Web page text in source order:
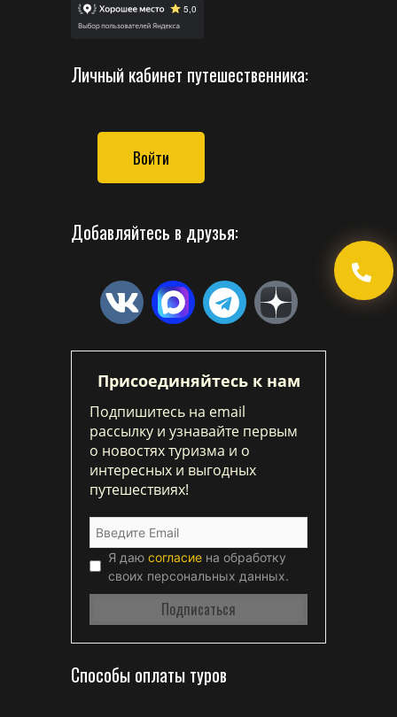
Личный кабинет путешественника:
Войти
Добавляйтесь в друзья:
Присоединяйтесь к нам
Подпишитесь на email
рассылку и узнавайте первым
о новостях туризма и о
интересных и выгодных
путешествиях!
Я даю согласие на обработку
своих персональных данных.
Способы оплаты туров